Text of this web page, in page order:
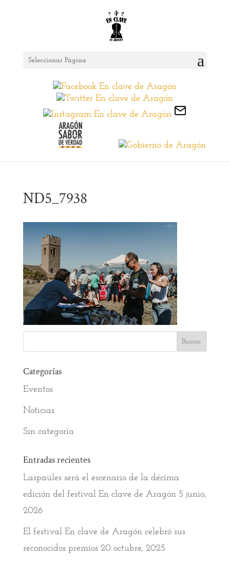
Seleccionar Página
ND5_7938
Categorías
Eventos
Noticias
Sin categoría
Entradas recientes
Laspaúles será el escenario de la décima
edición del festival En clave de Aragón 5 junio,
2026
El festival En clave de Aragón celebró sus
reconocidos premios 20 octubre, 2025